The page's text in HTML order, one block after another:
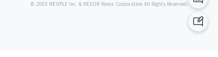
© 2005 NEOPLE Inc. & NEXON Korea Corporation All Rights Reserved.